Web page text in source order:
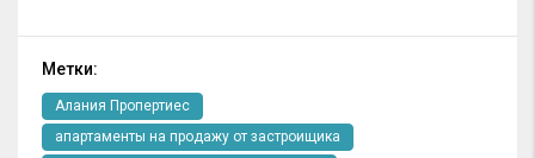
Метки:
Алания Пропертиес
апартаменты на продажу от застроищика